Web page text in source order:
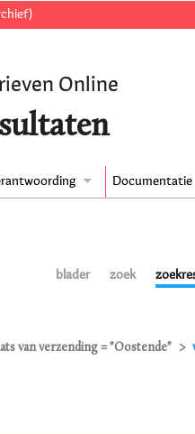
Online
Documentatie
blader zoek
van verzending = "Oostende"